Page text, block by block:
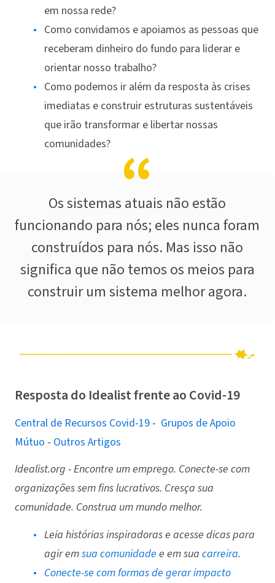
em nossa rede?
Como convidamos e apoiamos as pessoas que
receberam dinheiro do fundo para liderar e
orientar nosso trabalho?
Como podemos ir além da resposta às crises
imediatas e construir estruturas sustentáveis
que irão transformar e libertar nossas
comunidades?
Os sistemas atuais não estão
funcionando para nós; eles nunca foram
construídos para nós. Mas isso não
significa que não temos os meios para
construir um sistema melhor agora.
Resposta do Idealist frente ao Covid-19
Central de Recursos Covid-19 - Grupos de Apoio
Mútuo - Outros Artigos
Idealist.org - Encontre um emprego. Conecte-se com
organizações sem fins lucrativos. Cresça sua
comunidade. Construa um mundo melhor.
Leia histórias inspiradoras e acesse dicas para
agir emsua comunidade e em sua carreira.
Conecte-se com formas de gerar impacto